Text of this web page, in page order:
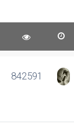
842591